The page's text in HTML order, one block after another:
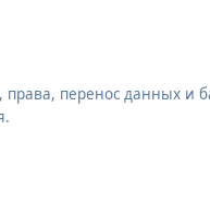
права, перенос данных и